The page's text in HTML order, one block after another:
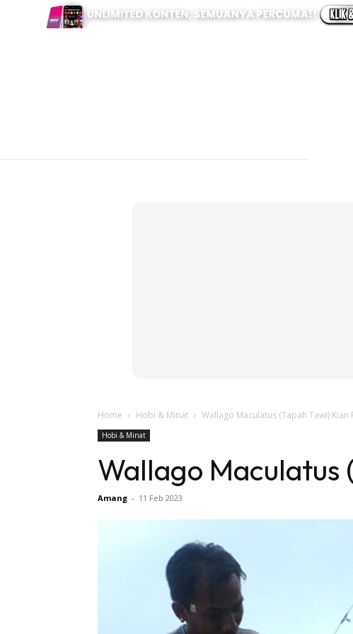
Home Hobi & Minat Wallago Maculatus (Tapah Tawi) Kian
Hobi & Minat
Wallago Maculatus
Amang - 11 Feb 2023